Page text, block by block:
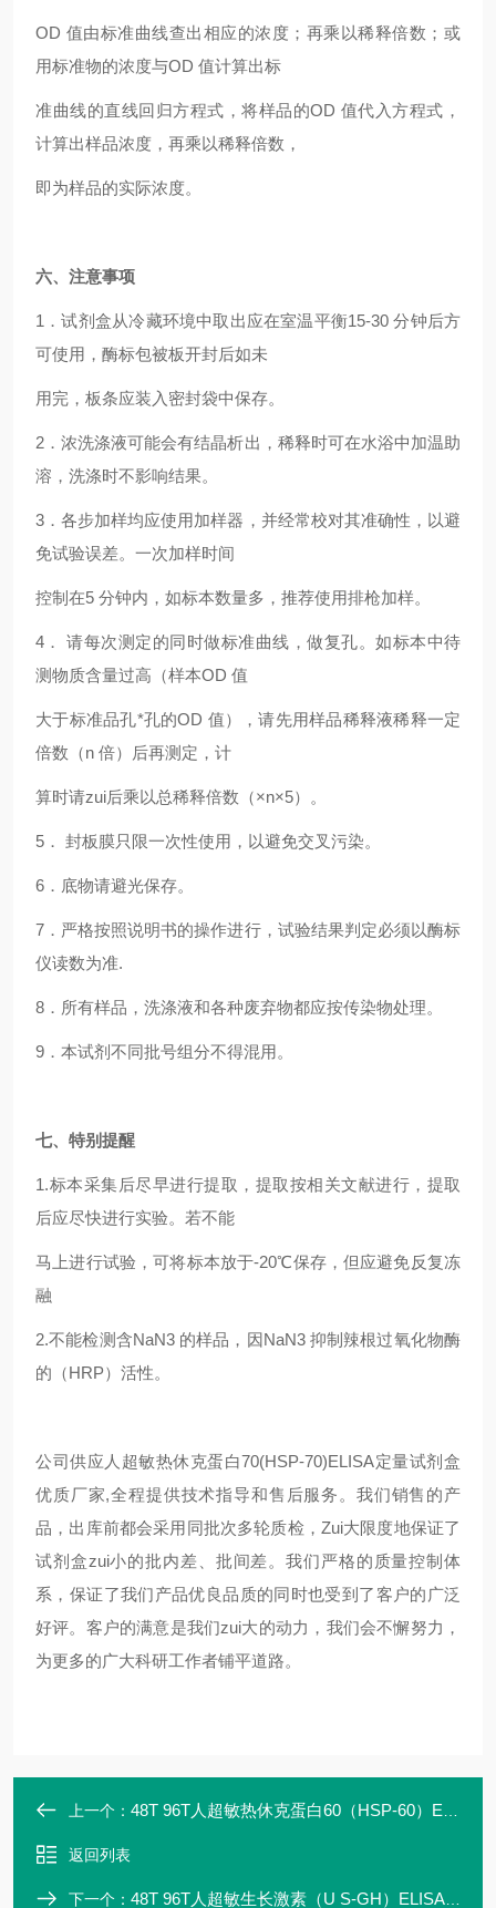
OD 值由标准曲线查出相应的浓度；再乘以稀释倍数；或
用标准物的浓度与OD 值计算出标
准曲线的直线回归方程式，将样品的OD 值代入方程式，
计算出样品浓度，再乘以稀释倍数，
即为样品的实际浓度。
六、注意事项
1 ．试剂盒从冷藏环境中取出应在室温平衡15-30 分钟后方
可使用，酶标包被板开封后如未
用完，板条应装入密封袋中保存。
2 ．浓洗涤液可能会有结晶析出，稀释时可在水浴中加温助
溶，洗涤时不影响结果。
3 ．各步加样均应使用加样器，并经常校对其准确性，以避
免试验误差。一次加样时间
控制在5 分钟内，如标本数量多，推荐使用排枪加样。
4 ． 请每次测定的同时做标准曲线，做复孔。如标本中待
测物质含量过高（样本OD 值
大于标准品孔*孔的OD 值），请先用样品稀释液稀释一定
倍数（n 倍）后再测定，计
算时请zui后乘以总稀释倍数（×n×5）。
5 ． 封板膜只限一次性使用，以避免交叉污染。
6 ．底物请避光保存。
7 ．严格按照说明书的操作进行，试验结果判定必须以酶标
仪读数为准.
8 ．所有样品，洗涤液和各种废弃物都应按传染物处理。
9 ．本试剂不同批号组分不得混用。
七、特别提醒
1.标本采集后尽早进行提取，提取按相关文献进行，提取
后应尽快进行实验。若不能
马上进行试验，可将标本放于-20℃保存，但应避免反复冻
融
2.不能检测含NaN3 的样品，因NaN3 抑制辣根过氧化物酶
的（HRP）活性。
公司供应 人超敏热休克蛋白70(HSP-70)ELISA定量试剂盒
优质厂家,全程提供技术指导和售后服务。我们销售的产
品，出库前都会采用同批次多轮质检， Zui大限度地保证了
试剂盒zui小的批内差、批间差。我们严格的质量控制体
系，保证了我们产品优良品质的同时也受到了客户的广泛
好评。客户的满意是我们zui大的动力，我们会不懈努力，
为更多的广大科研工作者铺平道路。
上一个： 48T 96T人超敏热休克蛋白60（HSP-60）ELISA定量试剂盒实验
返回列表
下一个： 48T 96T人超敏生长激素（U S-GH）ELISA定量试剂盒特异性强